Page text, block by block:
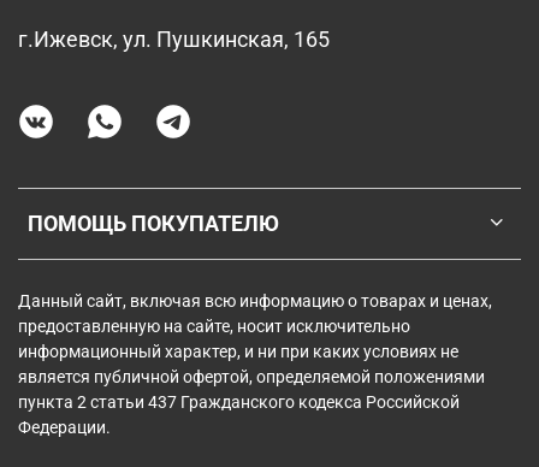
ПОМОЩЬ ПОКУПАТЕЛЮ
г.Ижевск, ул. Пушкинская, 165
Данный сайт, включая всю информацию о товарах и ценах,
предоставленную на сайте, носит исключительно
информационный характер, и ни при каких условиях не
является публичной офертой, определяемой положениями
пункта 2 статьи 437 Гражданского кодекса Российской
Федерации.